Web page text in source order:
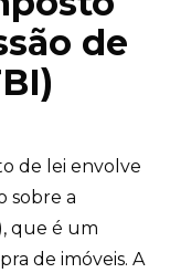
de
de lei envolve
sobre a
que é um
de imóveis. A